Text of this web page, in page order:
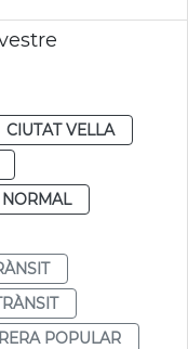
CIUTAT VELLA
NORMAL
POPULAR